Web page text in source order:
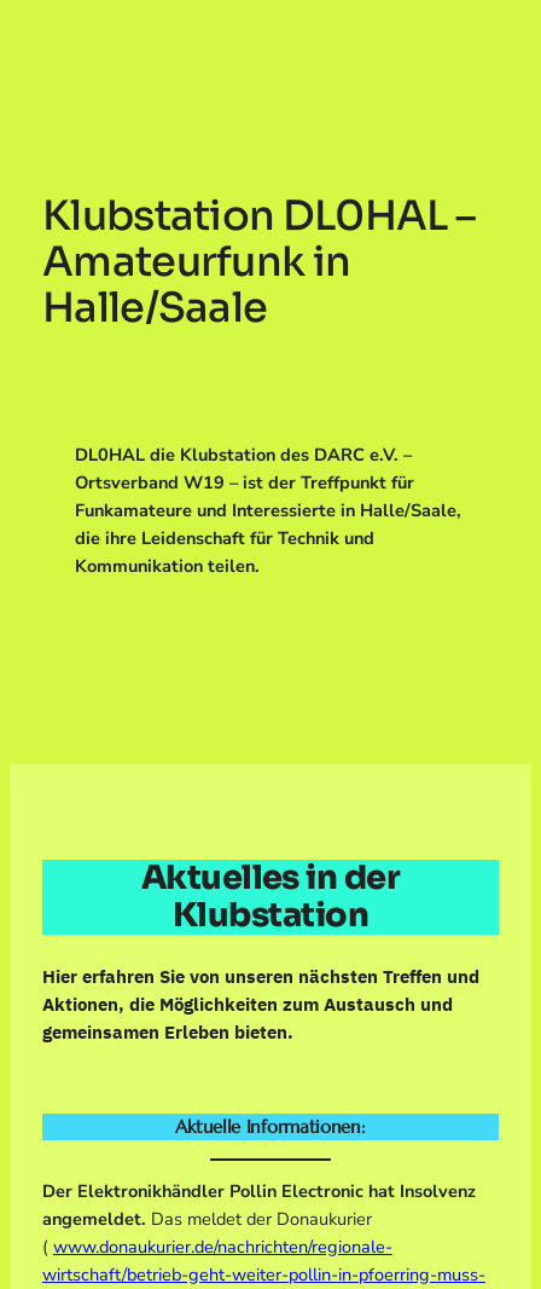
Klubstation DL0HAL –
Amateurfunk in
Halle/Saale
DL0HAL die Klubstation des DARC e.V. –
Ortsverband W19 – ist der Treffpunkt für
Funkamateure und Interessierte in Halle/Saale,
die ihre Leidenschaft für Technik und
Kommunikation teilen.
Aktuelles in der
Klubstation
Hier erfahren Sie von unseren nächsten Treffen und
Aktionen, die Möglichkeiten zum Austausch und
gemeinsamen Erleben bieten.
Aktuelle Informationen:
Der Elektronikhändler Pollin Electronic hat Insolvenz
angemeldet. Das meldet der Donaukurier
( www.donaukurier.de/nachrichten/regionale-
wirtschaft/betrieb-geht-weiter-pollin-in-pfoerring-muss-